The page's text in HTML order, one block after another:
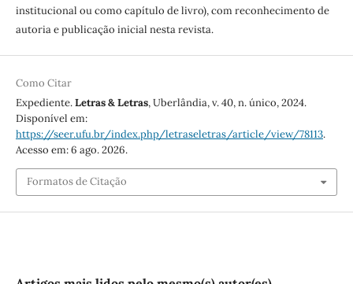
institucional ou como capítulo de livro), com reconhecimento de
autoria e publicação inicial nesta revista.
Como Citar
Expediente.Letras & Letras, Uberlândia, v. 40, n. único, 2024.
Disponível em:
https://seer.ufu.br/index.php/letraseletras/article/view/78113.
Acesso em: 6 ago. 2026.
Formatos de Citação